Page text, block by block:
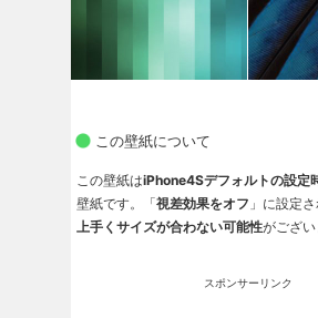
この壁紙について
この壁紙はiPhone4Sデフォルトの設定
壁紙です。「視差効果をオフ 」に設定
上手くサイズが合わない可能性がござい
スポンサーリンク